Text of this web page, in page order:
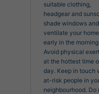
suitable clothing,
headgear and
shade windows and
ventilate your home
early in the
Avoid physical
at the hottest time
day. Keep in touch
at-risk people in
neighbourhood. Do